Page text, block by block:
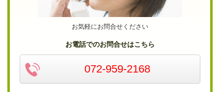
お気軽にお問合せください
お電話でのお問合せはこちら
072-959-2168